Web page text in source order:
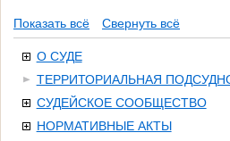
Показать всё Свернуть всё
О СУДЕ
ТЕРРИТОРИАЛЬНАЯ
СУДЕЙСКОЕ СООБЩЕСТВО
НОРМАТИВНЫЕ АКТЫ